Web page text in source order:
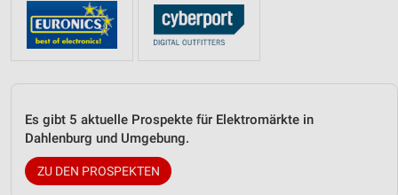
Es gibt 5 aktuelle Prospekte für Elektromärkte in
Dahlenburg und Umgebung.
ZU DEN PROSPEKTEN